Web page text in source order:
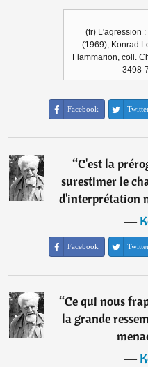
(fr) L'agression
(1969), Konrad
Flammarion, coll.
3498-
Facebook
“C'est la
surestimer le
d'interprétation
―
Facebook
“Ce qui nous
la grande
―